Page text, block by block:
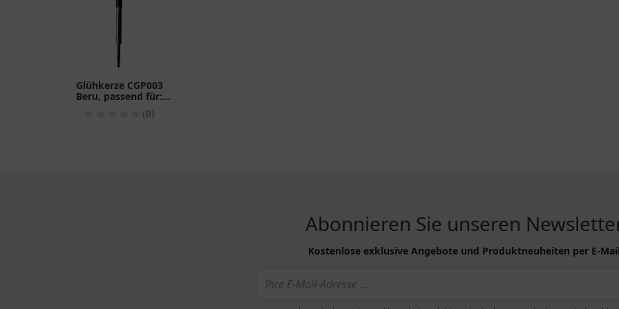
Glühkerze CGP003
Beru, passend für:
(0)
Abonnieren Sie unseren
Kostenlose exklusive Angebote und Produktneuheiten per E-